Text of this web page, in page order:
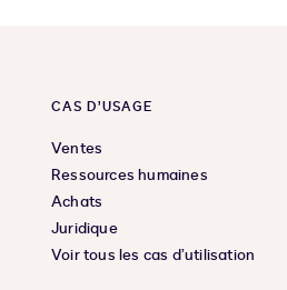
CAS D’USAGE
Ventes
Ressources humaines
Achats
Juridique
Voir tous les cas d’utilisation